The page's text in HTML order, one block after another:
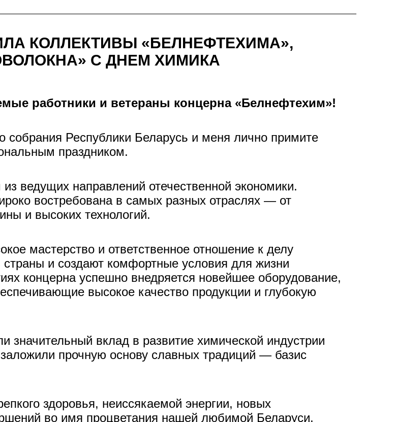
КОЛЛЕКТИВЫ «БЕЛНЕФТЕХИМА»,
С ДНЕМ ХИМИКА
работники и ветераны концерна «Белнефтехим»!
Республики Беларусь и меня лично примите
праздником.
ведущих направлений отечественной экономики.
востребована в самых разных отраслях — от
и высоких технологий.
мастерство и ответственное отношение к делу
страны и создают комфортные условия для жизни
концерна успешно внедряется новейшее оборудование,
высокое качество продукции и глубокую
значительный вклад в развитие химической индустрии
прочную основу славных традиций — базис
здоровья, неиссякаемой энергии, новых
во имя процветания нашей любимой Беларуси.